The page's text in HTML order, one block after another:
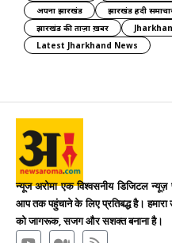
अपना झारखंड
झारखंड हिंदी
झारखंड की ताज़ा ख़बर
Latest Jharkhand News
न्यूज अरोमा एक विश्वसनीय डिजिटल न्यूज़
आप तक पहुंचाने के लिए प्रतिबद्ध है।
को जागरूक, सजग और सशक्त बनाना है।